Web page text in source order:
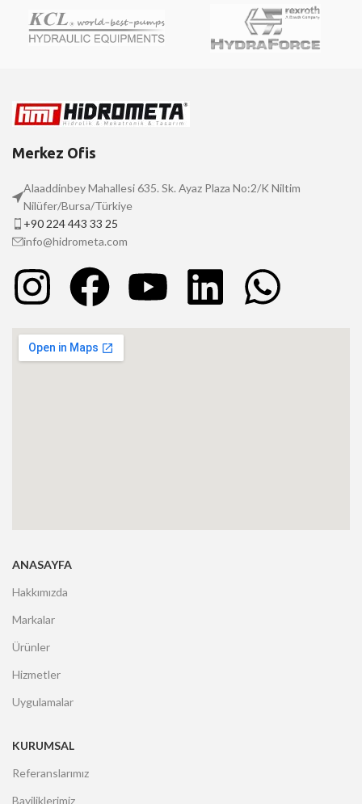
Merkez Ofis
Alaaddinbey Mahallesi 635. Sk. Ayaz Plaza No:2/K Niltim
Nilüfer/Bursa/Türkiye
+90 224 443 33 25
info@hidrometa.com
ANASAYFA
Hakkımızda
Markalar
Ürünler
Hizmetler
Uygulamalar
KURUMSAL
Referanslarımız
Bayiliklerimiz